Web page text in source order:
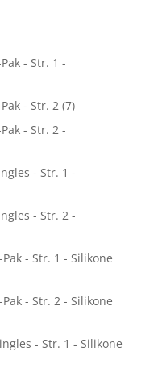
- Str. 1 -
- Str. 2 (7)
- Str. 2 -
- Str. 1 -
- Str. 2 -
- Str. 1 - Silikone
- Str. 2 - Silikone
- Str. 1 - Silikone